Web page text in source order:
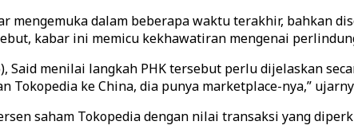
mengemuka dalam beberapa waktu terakhir, bahkan
kabar ini memicu kekhawatiran mengenai
Said menilai langkah PHK tersebut perlu dijelaskan
Tokopedia ke China, dia punya marketplace-nya,”
saham Tokopedia dengan nilai transaksi yang